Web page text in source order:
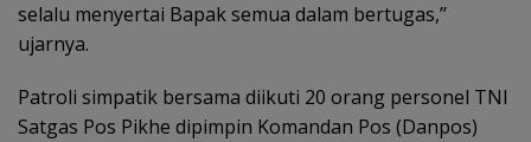
selalu menyertai Bapak semua dalam bertugas,’’
ujarnya.
Patroli simpatik bersama diikuti 20 orang personel TNI
Satgas Pos Pikhe dipimpin Komandan Pos (Danpos)